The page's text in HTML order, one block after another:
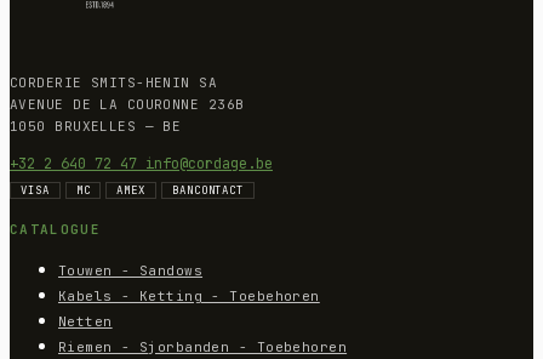
CORDERIE SMITS-HENIN SA
AVENUE DE LA COURONNE 236B
1050 BRUXELLES — BE
+32 2 640 72 47 info@cordage.be
VISA MC AMEX BANCONTACT
CATALOGUE
Touwen - Sandows
Kabels - Ketting - Toebehoren
Netten
Riemen - Sjorbanden - Toebehoren